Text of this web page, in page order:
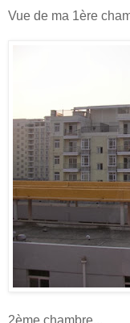
Vue de ma 1ère